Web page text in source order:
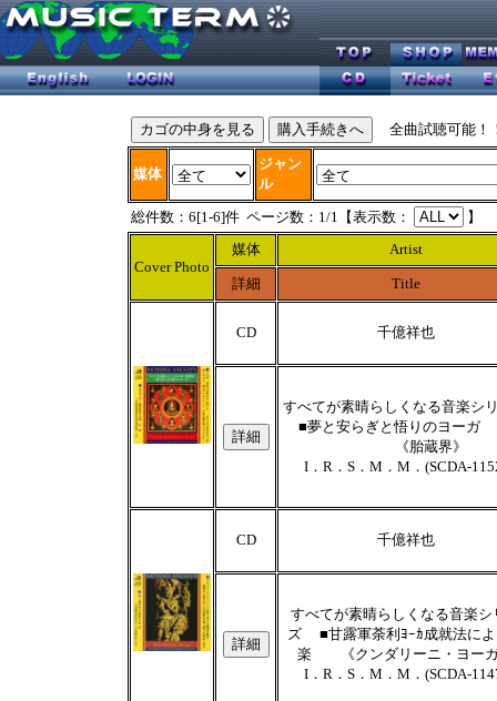
全曲試聴可能！
媒体
ジャン
ル
総件数：6[1-6]件 ページ数：1/1【表示数：
】
Cover Photo
媒体 Artist
詳細 Title
CD 千億祥也
すべてが素晴らしくなる音楽シ
■夢と安らぎと悟りのヨ
《胎蔵界》
I．R．S．M．M．(SCDA-
CD 千億祥也
すべてが素晴らしくなる音楽シ
ズ ■甘露軍荼利ﾖｰｶ成就法によ
楽 《クンダリーニ・ヨー
I．R．S．M．M．(SCDA-